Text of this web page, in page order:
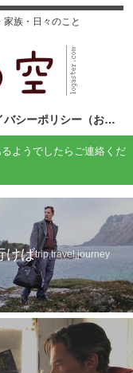
家族・日々のこと
プライバシーポリシー（お問い合わせ）
ようでしたらご連絡くだ
けばtrip,travel,journey